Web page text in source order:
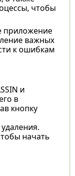
чтобы
приложение
важных
к ошибкам
и
в
кнопку
начать